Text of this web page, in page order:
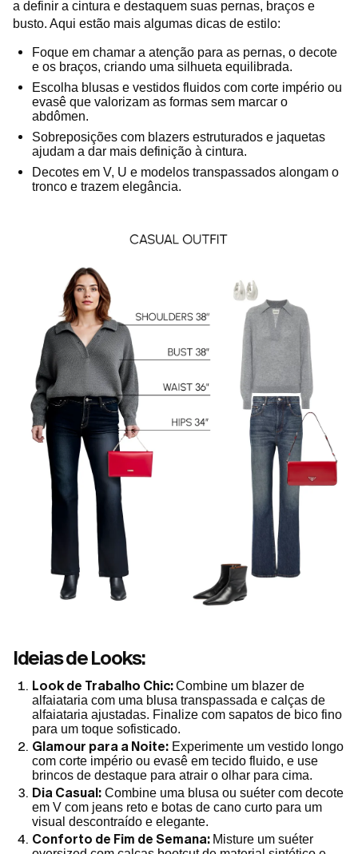
a definir a cintura e destaquem suas pernas, braços e
busto. Aqui estão mais algumas dicas de estilo:
Foque em chamar a atenção para as pernas, o decote
e os braços, criando uma silhueta equilibrada.
Escolha blusas e vestidos fluidos com corte império ou
evasê que valorizam as formas sem marcar o
abdômen.
Sobreposições com blazers estruturados e jaquetas
ajudam a dar mais definição à cintura.
Decotes em V, U e modelos transpassados alongam o
tronco e trazem elegância.
Ideias de Looks:
Look de Trabalho Chic:Combine um blazer de
alfaiataria com uma blusa transpassada e calças de
alfaiataria ajustadas. Finalize com sapatos de bico fino
para um toque sofisticado.
Glamour para a Noite: Experimente um vestido longo
com corte império ou evasê em tecido fluido, e use
brincos de destaque para atrair o olhar para cima.
Dia Casual: Combine uma blusa ou suéter com decote
em V com jeans reto e botas de cano curto para um
visual descontraído e elegante.
Conforto de Fim de Semana: Misture um suéter